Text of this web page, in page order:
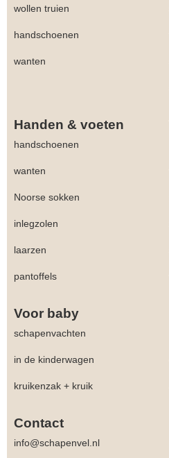
wollen truien
handschoenen
wanten
Handen & voeten
handschoenen
wanten
Noorse sokken
inlegzolen
laarzen
pantoffels
Voor baby
schapenvachten
in de kinderwagen
kruikenzak + kruik
Contact
info@schapenvel.nl